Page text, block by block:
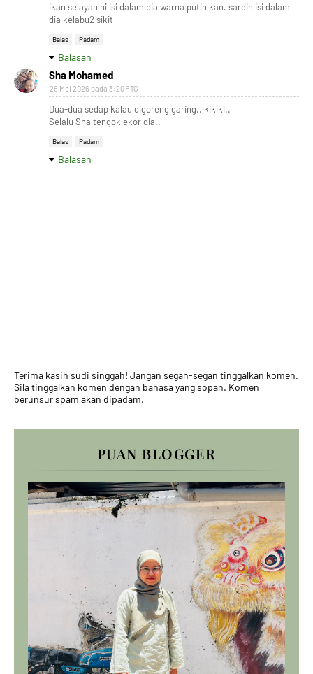
ikan selayan ni isi dalam dia warna putih kan. sardin isi dalam
dia kelabu2 sikit
Balas Padam
Balasan
Sha Mohamed
26 Mei 2026 pada 3:20 PTG
Dua-dua sedap kalau digoreng garing.. kikiki..
Selalu Sha tengok ekor dia..
Balas Padam
Balasan
Terima kasih sudi singgah! Jangan segan-segan tinggalkan komen.
Sila tinggalkan komen dengan bahasa yang sopan. Komen
berunsur spam akan dipadam.
PUAN BLOGGER